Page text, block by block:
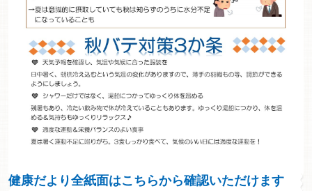
健康だより全紙面はこちらから確認いただけます